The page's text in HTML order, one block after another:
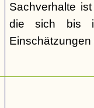
Sachverhalte
die sich bis